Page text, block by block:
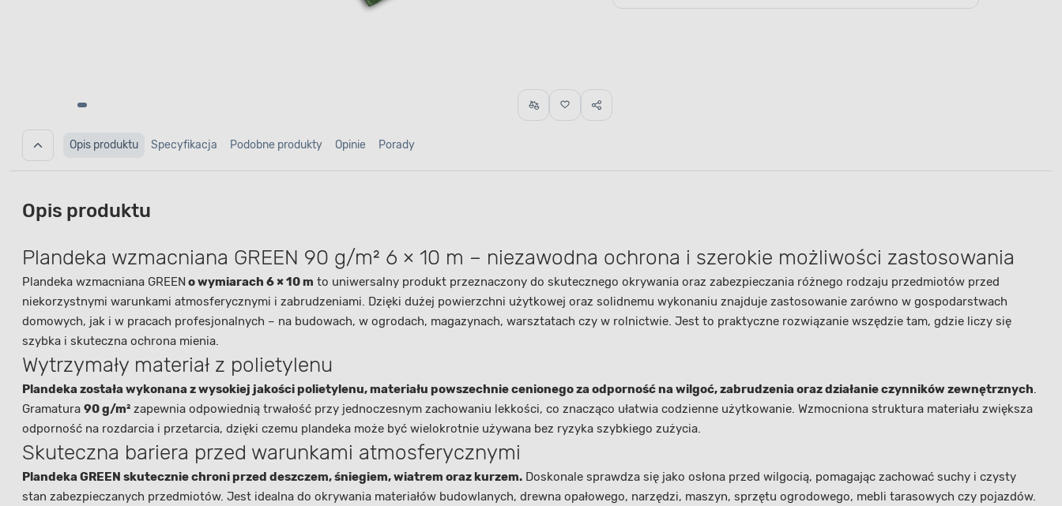
Opis produktu Specyfikacja Podobne produkty Opinie Porady
Opis produktu
Plandeka wzmacniana GREEN 90 g/m² 6 × 10 m – niezawodna ochrona i szerokie możliwości zastosowania
Plandeka wzmacniana GREEN o wymiarach 6 × 10 m to uniwersalny produkt przeznaczony do skutecznego okrywania oraz zabezpieczania różnego rodzaju przedmiotów przed
niekorzystnymi warunkami atmosferycznymi i zabrudzeniami. Dzięki dużej powierzchni użytkowej oraz solidnemu wykonaniu znajduje zastosowanie zarówno w gospodarstwach
domowych, jak i w pracach profesjonalnych – na budowach, w ogrodach, magazynach, warsztatach czy w rolnictwie. Jest to praktyczne rozwiązanie wszędzie tam, gdzie liczy się
szybka i skuteczna ochrona mienia.
Wytrzymały materiał z polietylenu
Plandeka została wykonana z wysokiej jakości polietylenu, materiału powszechnie cenionego za odporność na wilgoć, zabrudzenia oraz działanie czynników zewnętrznych.
Gramatura 90 g/m² zapewnia odpowiednią trwałość przy jednoczesnym zachowaniu lekkości, co znacząco ułatwia codzienne użytkowanie. Wzmocniona struktura materiału zwiększa
odporność na rozdarcia i przetarcia, dzięki czemu plandeka może być wielokrotnie używana bez ryzyka szybkiego zużycia.
Skuteczna bariera przed warunkami atmosferycznymi
Plandeka GREEN skutecznie chroni przed deszczem, śniegiem, wiatrem oraz kurzem. Doskonale sprawdza się jako osłona przed wilgocią, pomagając zachować suchy i czysty
stan zabezpieczanych przedmiotów. Jest idealna do okrywania materiałów budowlanych, drewna opałowego, narzędzi, maszyn, sprzętu ogrodowego, mebli tarasowych czy pojazdów.